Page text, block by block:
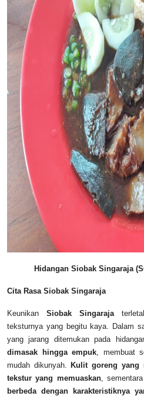
Hidangan Siobak Singaraja
Cita Rasa Siobak Singaraja
Keunikan Siobak Singaraja
teksturnya yang begitu kaya. Dalam
yang jarang ditemukan pada
dimasak hingga empuk , membuat
mudah dikunyah.Kulit goreng yang
tekstur yang memuaskan,
berbeda dengan karakteristiknya